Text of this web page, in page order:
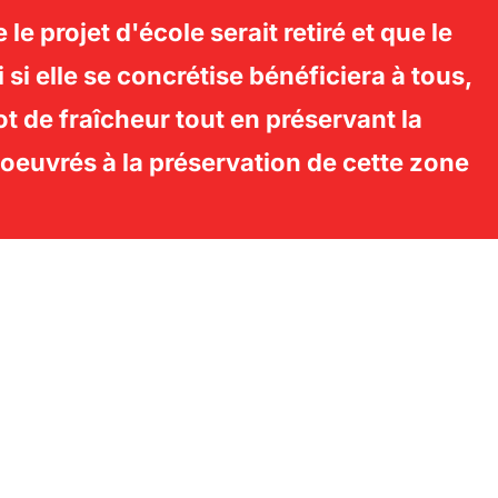
projet d'école serait retiré et que le
elle se concrétise bénéficiera à tous,
de fraîcheur tout en préservant la
à la préservation de cette zone
Donderberg
vertueux
Les enjeux
?
Nos Demandes
Contact Français
Rechercher :
PERMUTER